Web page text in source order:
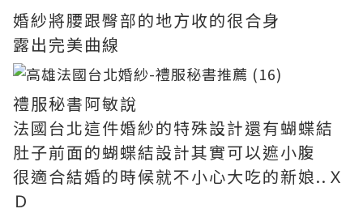
婚紗將腰跟臀部的地方收的很合身
露出完美曲線
禮服秘書阿敏說
法國台北這件婚紗的特殊設計還有蝴蝶結
肚子前面的蝴蝶結設計其實可以遮小腹
很適合結婚的時候就不小心大吃的新娘..Ｘ
Ｄ